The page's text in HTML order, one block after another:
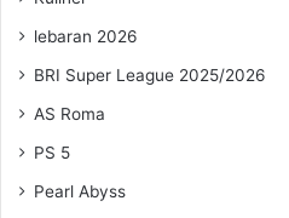
lebaran 2026
BRI Super League 2025/2026
AS Roma
PS 5
Pearl Abyss